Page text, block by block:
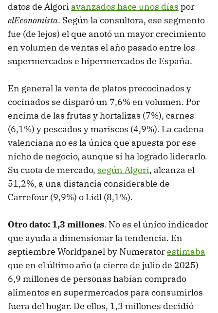
datos de Algori avanzados hace unos días por
elEconomista. Según la consultora, ese segmento
fue (de lejos) el que anotó un mayor crecimiento
en volumen de ventas el año pasado entre los
supermercados e hipermercados de España.
En general la venta de platos precocinados y
cocinados se disparó un 7,6% en volumen. Por
encima de las frutas y hortalizas (7%), carnes
(6,1%) y pescados y mariscos (4,9%). La cadena
valenciana no es la única que apuesta por ese
nicho de negocio, aunque sí ha logrado liderarlo.
Su cuota de mercado, según Algori, alcanza el
51,2%, a una distancia considerable de
Carrefour (9,9%) o Lidl (8,1%).
Otro dato: 1,3 millones. No es el único indicador
que ayuda a dimensionar la tendencia. En
septiembre Worldpanel by Numeratorestimaba
que en el último año (a cierre de julio de 2025)
6,9 millones de personas habían comprado
alimentos en supermercados para consumirlos
fuera del hogar. De ellos, 1,3 millones decidió